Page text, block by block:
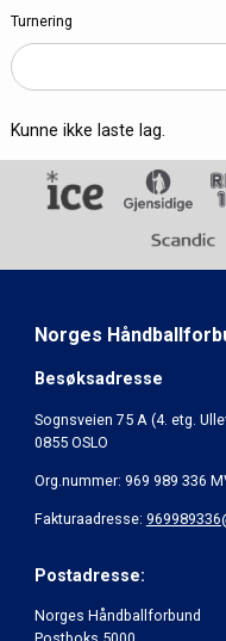
Turnering
Kunne ikke laste lag.
Norges
Besøksadresse
Sognsveien 75 A (4. etg.
0855 OSLO
Org.nummer: 969 989 336
Fakturaadresse:
Postadresse:
Norges Håndballforbund